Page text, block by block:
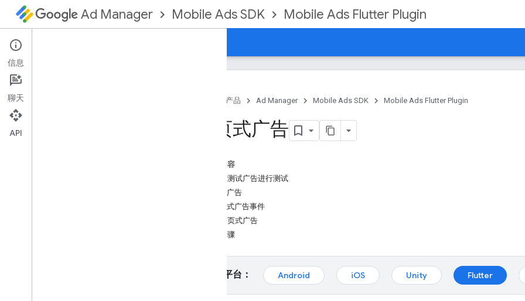
Ad Manager Mobile Ads SDK Mobile Ads Flutter Plugin
设置 Google 移动广告 Flutter 插件
安装 GMA 新一代 SDK
产品 Ad Manager Mobile Ads SDK Mobile Ads Flutter Plugin
插页式广告
本页内容
务必用测试广告进行测试
加载广告
插页式广告事件
展示插页式广告
后续步骤
请选择平台： Android iOS Unity Flutter
信息
聊天
API